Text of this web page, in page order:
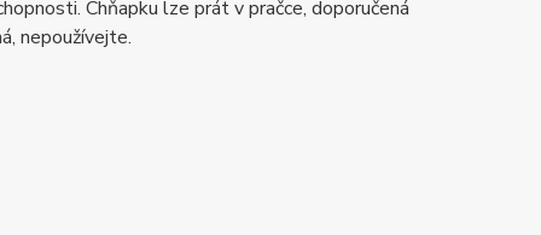
Chňapku lze prát v pračce, doporučená
nepoužívejte.